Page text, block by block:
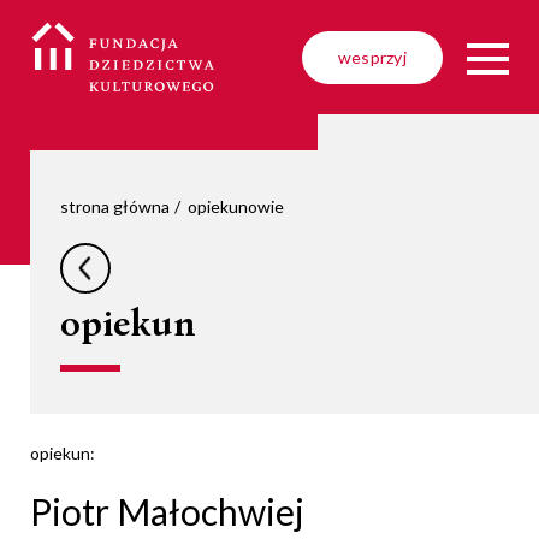
wesprzyj
strona główna opiekunowie
opiekun
opiekun:
Piotr Małochwiej